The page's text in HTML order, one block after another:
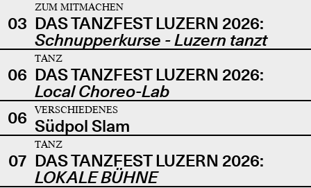
03
ZUM MITMACHEN
DAS TANZFEST LUZERN 2026:
Schnupperkurse - Luzern tanzt
06
TANZ
DAS TANZFEST LUZERN 2026:
Local Choreo-Lab
06
VERSCHIEDENES
Südpol Slam
07
TANZ
DAS TANZFEST LUZERN 2026:
LOKALE BÜHNE